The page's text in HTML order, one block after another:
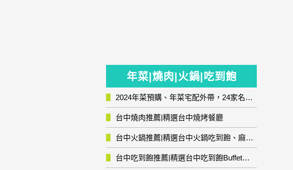
年菜|燒肉|火鍋|吃到飽
2024年菜預購、年菜宅配外帶，24家名店年菜推薦整理，圍爐輕鬆上菜團圓趣
台中燒肉推薦|精選台中燒烤餐廳
台中火鍋推薦|精選台中火鍋吃到飽、麻辣鍋、鴛鴦鍋、石頭火鍋、酸菜白肉鍋、海鮮鍋、燒酒雞、麻油雞、壽喜燒等熱門人氣火鍋店!
台中吃到飽推薦|精選台中吃到飽Buffet自助餐廳